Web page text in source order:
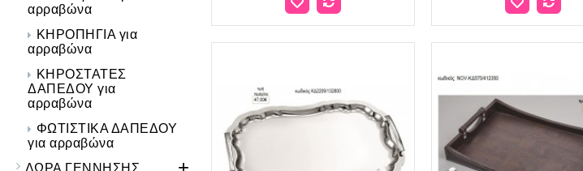
αρραβώνα
ΚΗΡΟΠΗΓΙΑ για
αρραβώνα
ΚΗΡΟΣΤΑΤΕΣ
ΔΑΠΕΔΟΥ για
αρραβώνα
ΦΩΤΙΣΤΙΚΑ ΔΑΠΕΔΟΥ
για αρραβώνα
ΔΩΡΑ ΓΕΝΝΗΣΗΣ